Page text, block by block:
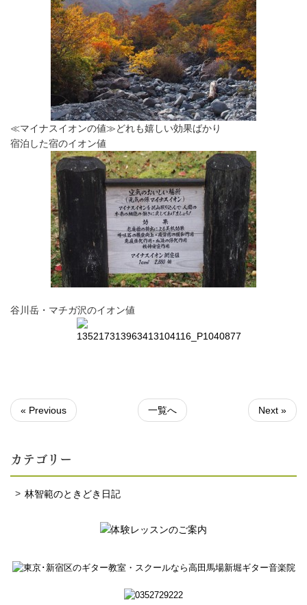
≪マイナスイオンの値≫どれも嬉しい効果ばかり
宿泊した宿のイオン値
谷川岳・マチガ沢のイオン値
« Previous 一覧へ Next »
カテゴリー
林智範のときどき日記